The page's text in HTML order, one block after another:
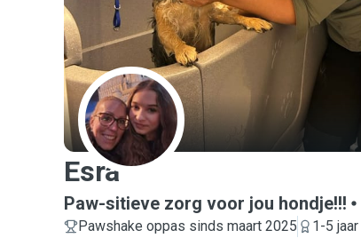
E
Esra
Paw-sitieve zorg voor jou hondje!!!
Pawshake oppas sinds maart 2025
1-5